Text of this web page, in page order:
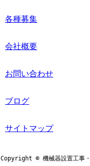
各種募集
会社概要
お問い合わせ
ブログ
サイトマップ
Copyright © 機械器設置工事・